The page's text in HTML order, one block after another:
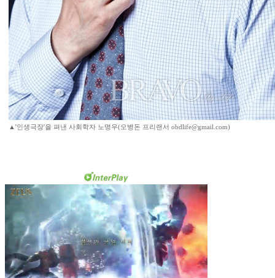
▲'인생극장'을 펴낸 사회학자 노명우(오병돈 프리랜서 obdlife@gmail.com)